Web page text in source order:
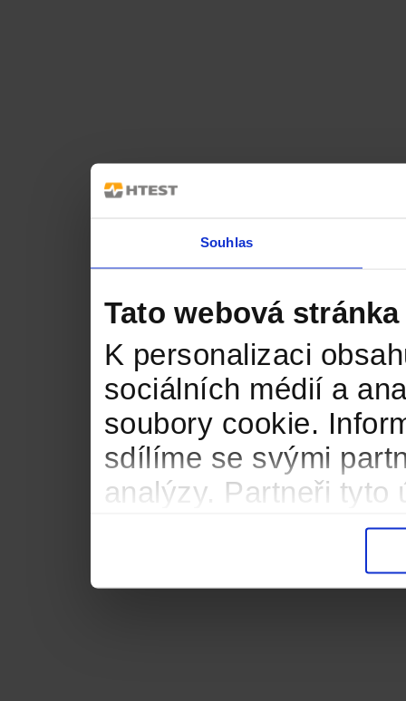
Souhlas
Tato webová
K personalizaci
sociálních médií a
soubory cookie.
sdílíme se svými
analýzy. Partneři tyto
informacemi, které